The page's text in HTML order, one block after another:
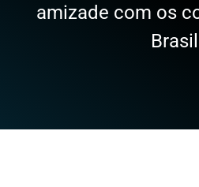
amizade com os